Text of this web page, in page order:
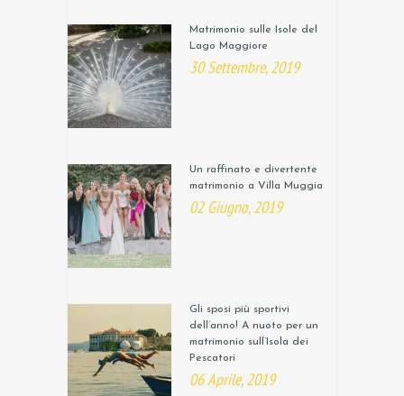
Matrimonio sulle Isole del
Lago Maggiore
30 Settembre, 2019
Un raffinato e divertente
matrimonio a Villa Muggia
02 Giugno, 2019
Gli sposi più sportivi
dell’anno! A nuoto per un
matrimonio sull’Isola dei
Pescatori
06 Aprile, 2019